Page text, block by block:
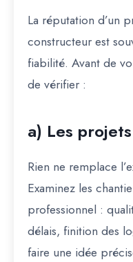
La réputation d’un
constructeur est
fiabilité. Avant de
de vérifier :
a) Les
Rien ne remplace
Examinez les
professionnel :
délais, finition des
faire une idée